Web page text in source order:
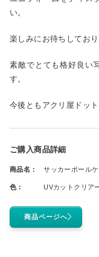
い。
楽しみにお待ちしており
素敵でとても格好良い
す。
今後ともアクリ屋ドッ
ご購入商品詳細
商品名： サッカーボールケ
色： UVカットクリア
商品ページへ